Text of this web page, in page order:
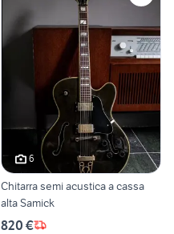
6
Chitarra semi acustica a cassa
alta Samick
820 €